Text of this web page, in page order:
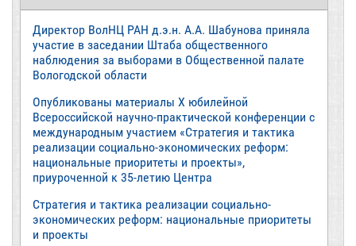
Директор ВолНЦ РАН д.э.н. А.А. Шабунова приняла
участие в заседании Штаба общественного
наблюдения за выборами в Общественной палате
Вологодской области
Опубликованы материалы X юбилейной
Всероссийской научно-практической конференции с
международным участием «Стратегия и тактика
реализации социально-экономических реформ:
национальные приоритеты и проекты»,
приуроченной к 35-летию Центра
Стратегия и тактика реализации социально-
экономических реформ: национальные приоритеты
и проекты